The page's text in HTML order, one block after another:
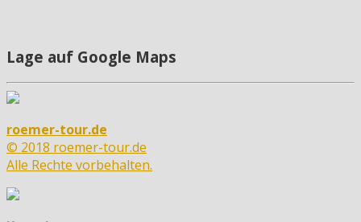
Lage auf Google Maps
roemer-tour.de
© 2018 roemer-tour.de
Alle Rechte vorbehalten.